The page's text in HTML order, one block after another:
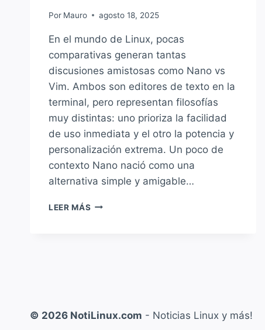
Por Mauro agosto 18, 2025
En el mundo de Linux, pocas
comparativas generan tantas
discusiones amistosas como Nano vs
Vim. Ambos son editores de texto en la
terminal, pero representan filosofías
muy distintas: uno prioriza la facilidad
de uso inmediata y el otro la potencia y
personalización extrema. Un poco de
contexto Nano nació como una
alternativa simple y amigable…
LEER MÁS NANO
IDEAL
© 2026 NotiLinux.com - Noticias Linux y más!